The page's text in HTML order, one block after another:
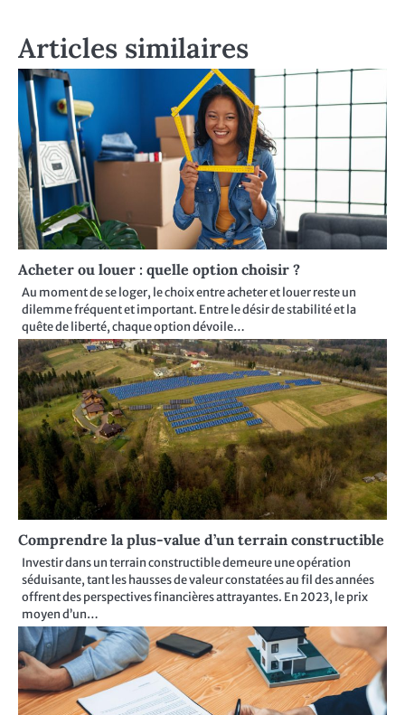
Articles similaires
Acheter ou louer : quelle option choisir ?
Au moment de se loger, le choix entre acheter et louer reste un
dilemme fréquent et important. Entre le désir de stabilité et la
quête de liberté, chaque option dévoile…
Comprendre la plus-value d’un terrain constructible
Investir dans un terrain constructible demeure une opération
séduisante, tant les hausses de valeur constatées au fil des années
offrent des perspectives financières attrayantes. En 2023, le prix
moyen d’un…